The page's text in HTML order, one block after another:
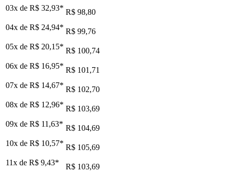
03x de R$ 32,93* R$ 98,80
04x de R$ 24,94* R$ 99,76
05x de R$ 20,15* R$ 100,74
06x de R$ 16,95* R$ 101,71
07x de R$ 14,67* R$ 102,70
08x de R$ 12,96* R$ 103,69
09x de R$ 11,63* R$ 104,69
10x de R$ 10,57* R$ 105,69
11x de R$ 9,43*
R$ 103,69